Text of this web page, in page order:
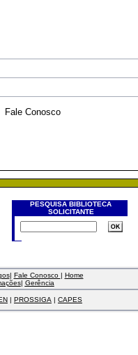
Fale Conosco
PESQUISA BIBLIOTECA
SOLICITANTE
| Fale Conosco | Home
| Gerência
| PROSSIGA | CAPES